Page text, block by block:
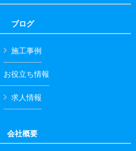
ブログ
施工事例
お役立ち情報
求人情報
会社概要